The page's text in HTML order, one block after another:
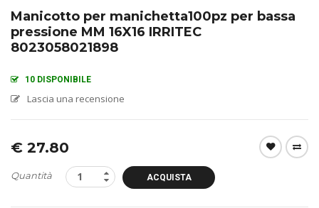
Manicotto per manichetta100pz per bassa
pressione MM 16X16 IRRITEC
8023058021898
10 DISPONIBILE
Lascia una recensione
€ 27.80
Quantità ACQUISTA